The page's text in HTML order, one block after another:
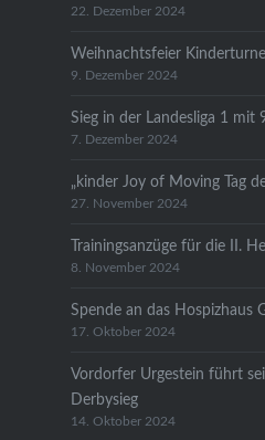
22. Dezember 2024
Weihnachtsfeier
9. Dezember 2024
Sieg in der Landesliga 1 mit
7. Dezember 2024
„kinder Joy of Moving Tag
27. November 2024
Trainingsanzüge für die II.
8. November 2024
Spende an das Hospizhaus
17. Oktober 2024
Vordorfer Urgestein führt
Derbysieg
14. Oktober 2024